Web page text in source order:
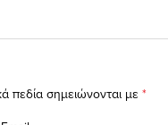
πεδία σημειώνονται με *